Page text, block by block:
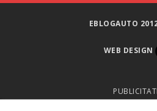
EBLOGAUTO
WEB DESIGN